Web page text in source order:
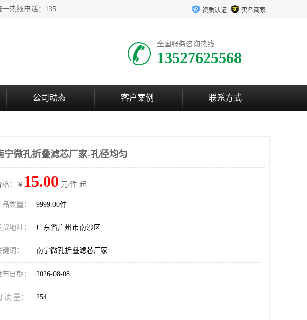
广州市森泉过滤器材有限公司（bomafw.b2b168.com）批量供应：保安过滤器滤芯、水处理滤芯等产品，全国统一热线电话：13527625568。广州市森泉过滤器材有限公司数十年专注于水处理过滤设备的工作，积累了丰富的经验，取得了行业的业绩和成果。 资质认证 实名商家
全国服务咨询热线:
13527625568
公司动态 客户案例 联系方式
宁微孔折叠滤芯厂家-孔径均匀
格：￥ 15.00 元/件 起
品数量： 9999.00件
货地址： 广东省广州市南沙区
键词： 南宁微孔折叠滤芯厂家
布日期： 2026-08-08
读 量： 254